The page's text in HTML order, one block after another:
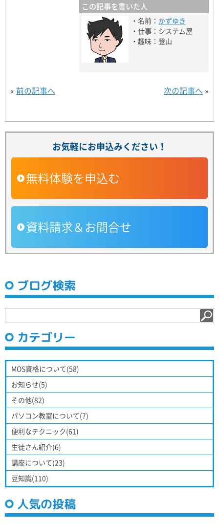
この記事を書いた人
・名前： かずゆき
・仕事：システム屋
・趣味：登山
« 前の記事へ 次の記事へ »
お気軽にお申込みください！
無料体験を申込む
資料請求＆お問合せ
ブログ検索
カテゴリー
MOS資格について(58)
お知らせ(5)
その他(82)
パソコン教室について(7)
便利なテクニック(61)
生徒さん紹介(6)
講座について(23)
豆知識(110)
人気の投稿